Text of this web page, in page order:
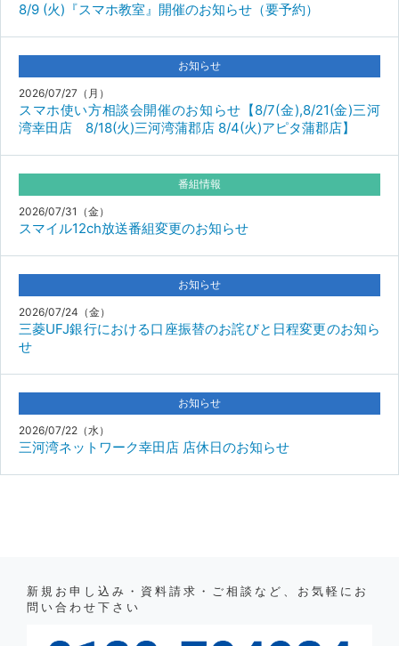
8/9 (火)『スマホ教室』開催のお知らせ（要予約）
お知らせ
2026/07/27（月）
スマホ使い方相談会開催のお知らせ【8/7(金),8/21(金)三河
湾幸田店 8/18(火)三河湾蒲郡店 8/4(火)アピタ蒲郡店】
番組情報
2026/07/31（金）
スマイル12ch放送番組変更のお知らせ
お知らせ
2026/07/24（金）
三菱UFJ銀行における口座振替のお詫びと日程変更のお知ら
せ
お知らせ
2026/07/22（水）
三河湾ネットワーク幸田店 店休日のお知らせ
新規お申し込み・資料請求・ご相談など、お気軽にお
問い合わせ下さい